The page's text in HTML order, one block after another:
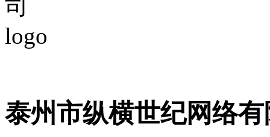
泰州市纵横世纪网络